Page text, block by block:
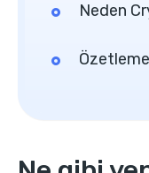
Neden